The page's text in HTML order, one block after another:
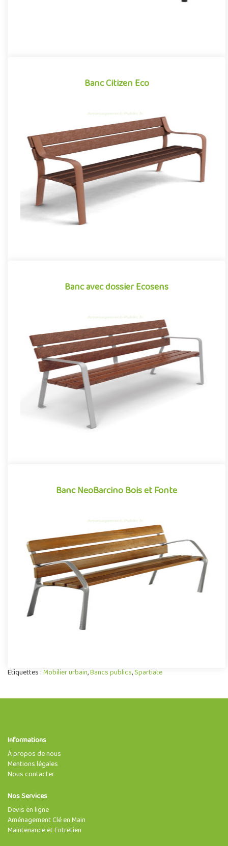
Banc Citizen Eco
Banc Citizen Eco
Mobilier urbain extérieur entièrement fabriqué en plastique
recyclé et recyclable, le banc Citizen Eco se démarque par sa
con..
Offre partenaire
Banc avec dossier Ecosens
Banc avec dossier Ecosens
Mobilier urbain extérieur fabriqué en plastique recyclé et
recyclable, le banc EcoSens se démarque par sa conception
novatric..
Offre partenaire
Banc NeoBarcino Bois et Fonte
Banc NeoBarcino Bois et Fonte
Offrant un design aux lignes modernes et contemporaines, tout
en conservant un caractère sobre et élégant, le banc
NeoBarcino..
Offre partenaire
Etiquettes :Mobilier urbain,Bancs publics,Spartiate
Informations
À propos de nous
Mentions légales
Nous contacter
Nos Services
Devis en ligne
Aménagement Clé en Main
Maintenance et Entretien